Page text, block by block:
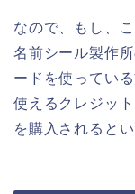
なので、もし、
名前シール製作
ードを使ってい
使えるクレジッ
を購入されるとい